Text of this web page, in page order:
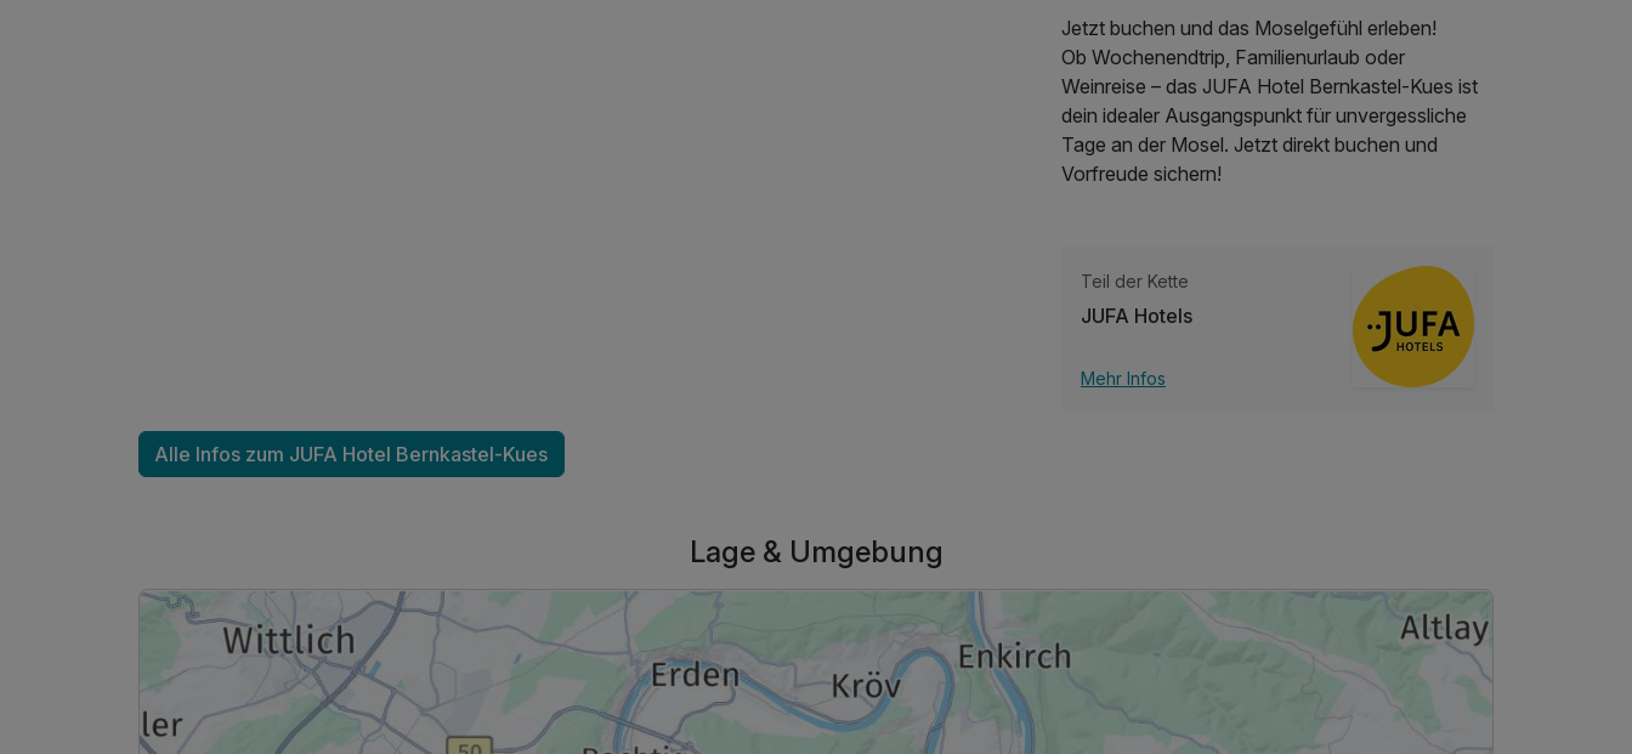
Für 6 Tage
Familienzimmer B
2 Erwachsene und 2 Kinder
Ausstattung
Jetzt buchen und das Moselgefühl erleben!
Ob Wochenendtrip, Familienurlaub oder
Weinreise – das JUFA Hotel Bernkastel-Kues ist
dein idealer Ausgangspunkt für unvergessliche
Tage an der Mosel. Jetzt direkt buchen und
Vorfreude sichern!
Teil der Kette
JUFA Hotels
Mehr Infos
Alle Infos zum JUFA Hotel Bernkastel-Kues
Lage & Umgebung